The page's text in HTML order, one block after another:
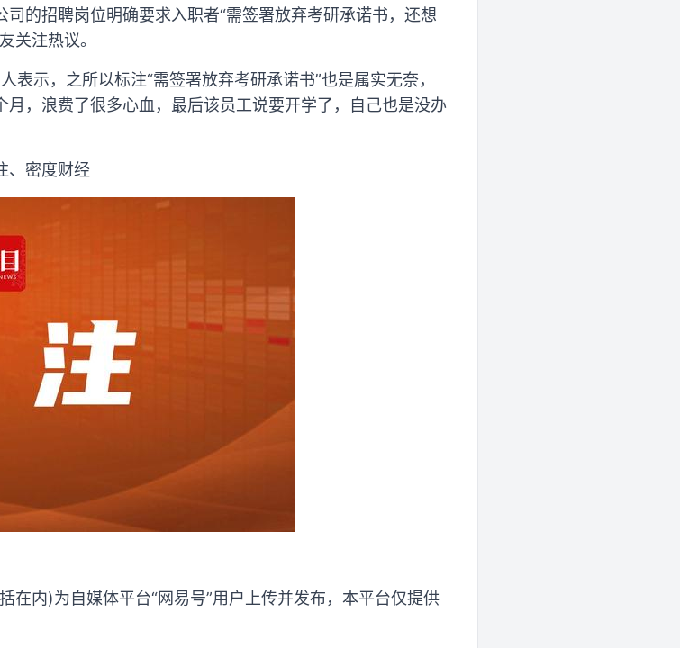
的招聘岗位明确要求入职者“需签署放弃考研承诺书，还想
关注热议。
表示，之所以标注“需签署放弃考研承诺书”也是属实无奈，
月，浪费了很多心血，最后该员工说要开学了，自己也是没办
、密度财经
在内)为自媒体平台“网易号”用户上传并发布，本平台仅提供